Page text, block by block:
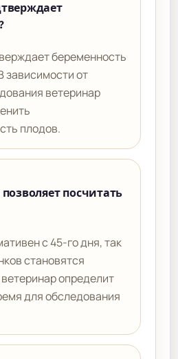
беременность
зависимости от
ветеринар
плодов.
позволяет посчитать
с 45-го дня, так
становятся
определит
для обследования